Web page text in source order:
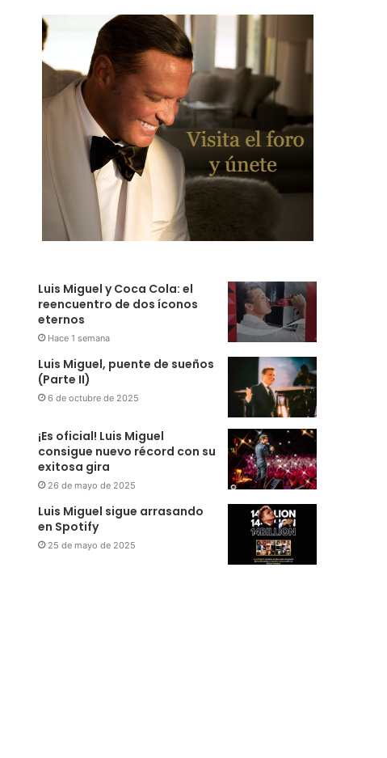
Luis Miguel y Coca Cola: el
reencuentro de dos íconos
eternos
Hace 1 semana
Luis Miguel, puente de sueños
(Parte II)
6 de octubre de 2025
¡Es oficial! Luis Miguel
consigue nuevo récord con su
exitosa gira
26 de mayo de 2025
Luis Miguel sigue arrasando
en Spotify
25 de mayo de 2025